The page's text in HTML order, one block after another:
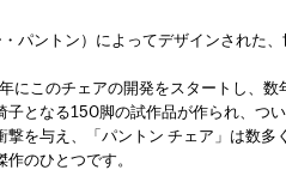
パントン）によってデザインされた
にこのチェアの開発をスタートし、
子となる150脚の試作品が作られ、つ
撃を与え、「パントン チェア」は数
のひとつです。